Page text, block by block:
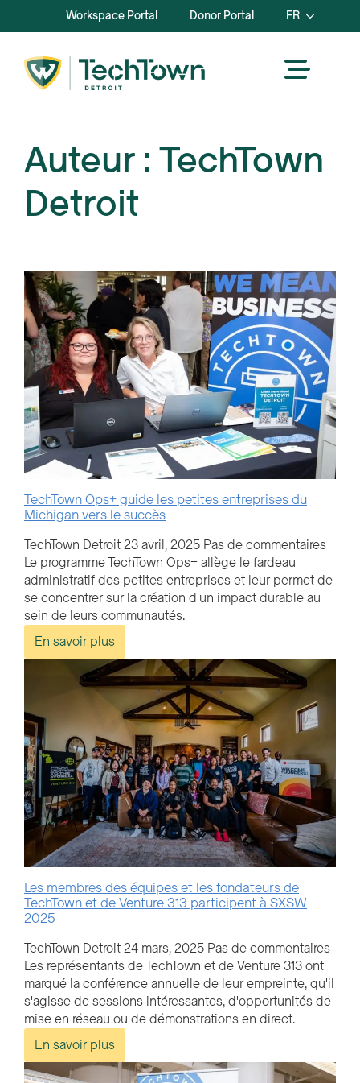
Workspace Portal Donor Portal FR
Auteur :TechTown
Detroit
TechTown Ops+ guide les petites entreprises du
Michigan vers le succès
TechTown Detroit23 avril, 2025 Pas de commentaires
Le programme TechTown Ops+ allège le fardeau
administratif des petites entreprises et leur permet de
se concentrer sur la création d'un impact durable au
sein de leurs communautés.
En savoir plus
Les membres des équipes et les fondateurs de
TechTown et de Venture 313 participent à SXSW
2025
TechTown Detroit24 mars, 2025 Pas de commentaires
Les représentants de TechTown et de Venture 313 ont
marqué la conférence annuelle de leur empreinte, qu'il
s'agisse de sessions intéressantes, d'opportunités de
mise en réseau ou de démonstrations en direct.
En savoir plus